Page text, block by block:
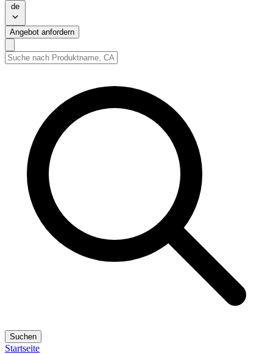
de
Angebot anfordern
Suchen
Startseite